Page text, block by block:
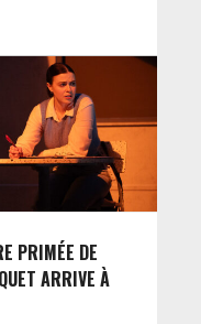
PRIMÉE DE
ARRIVE À